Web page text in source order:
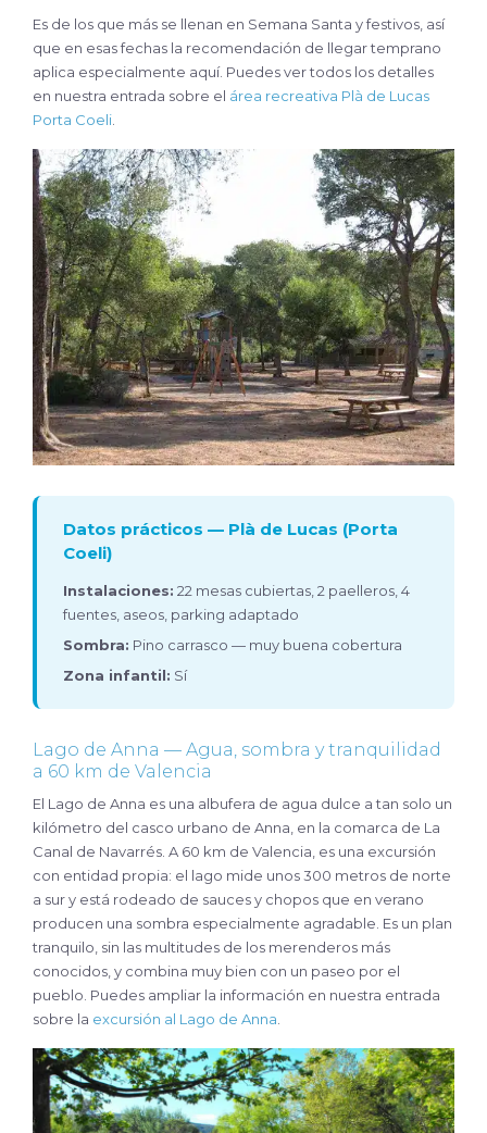
Es de los que más se llenan en Semana Santa y festivos, así
que en esas fechas la recomendación de llegar temprano
aplica especialmente aquí. Puedes ver todos los detalles
en nuestra entrada sobre el área recreativa Plà de Lucas
Porta Coeli.
Datos prácticos — Plà de Lucas (Porta
Coeli)
Instalaciones: 22 mesas cubiertas, 2 paelleros, 4
fuentes, aseos, parking adaptado
Sombra: Pino carrasco — muy buena cobertura
Zona infantil: Sí
Lago de Anna — Agua, sombra y tranquilidad
a 60 km de Valencia
El Lago de Anna es una albufera de agua dulce a tan solo un
kilómetro del casco urbano de Anna, en la comarca de La
Canal de Navarrés. A 60 km de Valencia, es una excursión
con entidad propia: el lago mide unos 300 metros de norte
a sur y está rodeado de sauces y chopos que en verano
producen una sombra especialmente agradable. Es un plan
tranquilo, sin las multitudes de los merenderos más
conocidos, y combina muy bien con un paseo por el
pueblo. Puedes ampliar la información en nuestra entrada
sobre la excursión al Lago de Anna.